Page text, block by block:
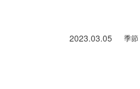
2023.03.05 季節